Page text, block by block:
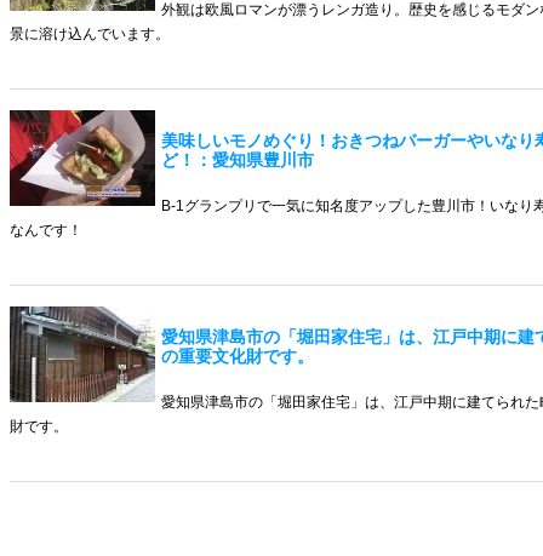
外観は欧風ロマンが漂うレンガ造り。歴史を感じるモダ
景に溶け込んでいます。
美味しいモノめぐり！おきつねバーガーやいなり
ど！：愛知県豊川市
B-1グランプリで一気に知名度アップした豊川市！いなり
なんです！
愛知県津島市の「堀田家住宅」は、江戸中期に建
の重要文化財です。
愛知県津島市の「堀田家住宅」は、江戸中期に建てられ
財です。